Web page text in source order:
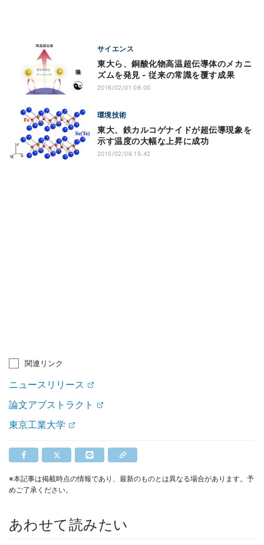
サイエンス
東大ら、銅酸化物高温超伝導体のメカニ
ズムを発見 - 従来の常識を覆す成果
2016/02/01 08:00
環境技術
東大、鉄カルコゲナイドが超伝導現象を
示す温度の大幅な上昇に成功
2015/02/06 15:42
関連リンク
ニュースリリース
論文アブストラクト
東京工業大学
※本記事は掲載時点の情報であり、最新のものとは異なる場合があります。予
めご了承ください。
あわせて読みたい